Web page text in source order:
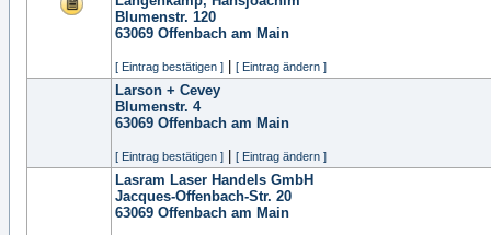
Blumenstr. 120
63069 Offenbach am Main
[ Eintrag bestätigen ] [ Eintrag ändern ]
Larson + Cevey
Blumenstr. 4
63069 Offenbach am Main
[ Eintrag bestätigen ] [ Eintrag ändern ]
Lasram Laser Handels GmbH
Jacques-Offenbach-Str. 20
63069 Offenbach am Main